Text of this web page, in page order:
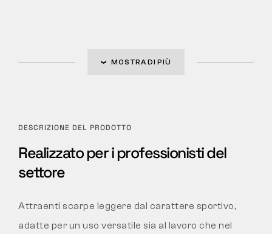
MOSTRA DI PIÙ
DESCRIZIONE DEL PRODOTTO
Realizzato per i professionisti del
settore
Attraenti scarpe leggere dal carattere sportivo,
adatte per un uso versatile sia al lavoro che nel